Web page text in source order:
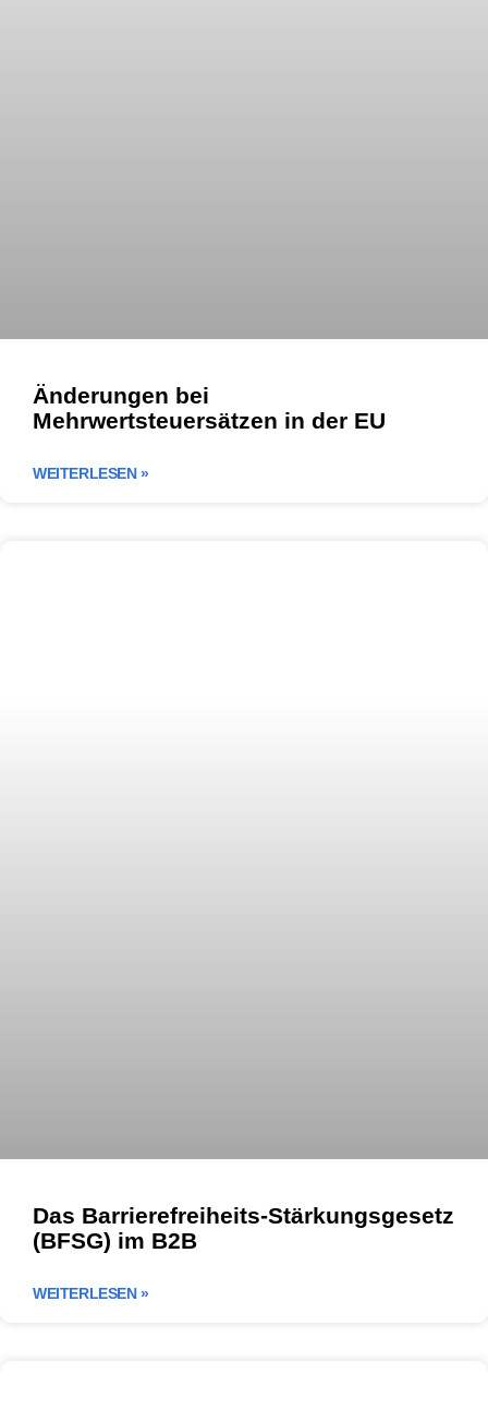
Änderungen bei
Mehrwertsteuersätzen in der EU
WEITERLESEN »
Das Barrierefreiheits-Stärkungsgesetz
(BFSG) im B2B
WEITERLESEN »